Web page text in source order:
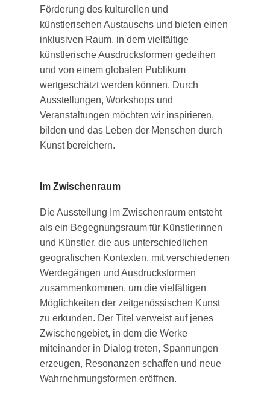
Förderung des kulturellen und
künstlerischen Austauschs und bieten einen
inklusiven Raum, in dem vielfältige
künstlerische Ausdrucksformen gedeihen
und von einem globalen Publikum
wertgeschätzt werden können. Durch
Ausstellungen, Workshops und
Veranstaltungen möchten wir inspirieren,
bilden und das Leben der Menschen durch
Kunst bereichern.
Im Zwischenraum
Die Ausstellung Im Zwischenraum entsteht
als ein Begegnungsraum für Künstlerinnen
und Künstler, die aus unterschiedlichen
geografischen Kontexten, mit verschiedenen
Werdegängen und Ausdrucksformen
zusammenkommen, um die vielfältigen
Möglichkeiten der zeitgenössischen Kunst
zu erkunden. Der Titel verweist auf jenes
Zwischengebiet, in dem die Werke
miteinander in Dialog treten, Spannungen
erzeugen, Resonanzen schaffen und neue
Wahrnehmungsformen eröffnen.